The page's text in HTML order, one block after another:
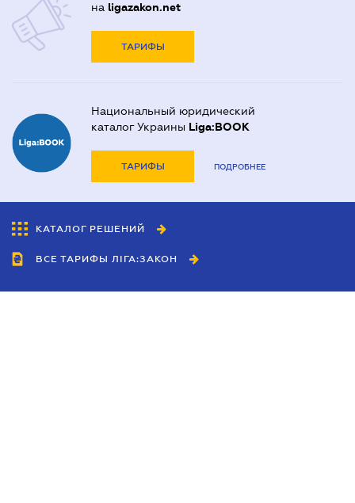
на ligazakon.net
ТАРИФЫ
Национальный юридический
каталог Украины Liga:BOOK
ТАРИФЫ ПОДРОБНЕЕ
КАТАЛОГ РЕШЕНИЙ
ВСЕ ТАРИФЫ ЛІГА:ЗАКОН